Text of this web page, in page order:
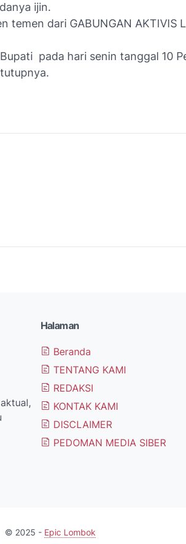
ijin.
temen dari GABUNGAN AKTIVIS
pada hari senin tanggal 10
Halaman
Beranda
TENTANG KAMI
REDAKSI
KONTAK KAMI
DISCLAIMER
PEDOMAN MEDIA SIBER
© 2025 - Epic Lombok